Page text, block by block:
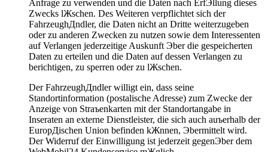
Anfrage zu verwenden und die Daten nach ErfЭllung dieses
Zwecks lЖschen. Des Weiteren verpflichtet sich der
FahrzeughДndler, die Daten nicht an Dritte weiterzugeben
oder zu anderen Zwecken zu nutzen sowie dem Interessenten
auf Verlangen jederzeitige Auskunft Эber die gespeicherten
Daten zu erteilen und die Daten auf dessen Verlangen zu
berichtigen, zu sperren oder zu lЖschen.
Der FahrzeughДndler willigt ein, dass seine
Standortinformation (postalische Adresse) zum Zwecke der
Anzeige von Straъenkarten mit der Standortangabe in
Inseraten an externe Dienstleister, die sich auch auъerhalb der
EuropДischen Union befinden kЖnnen, Эbermittelt wird.
Der Widerruf der Einwilligung ist jederzeit gegenЭber dem